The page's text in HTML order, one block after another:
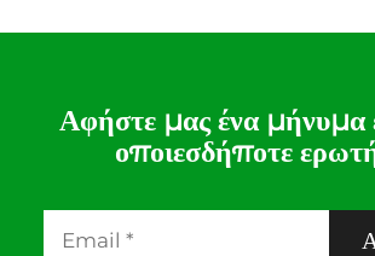
Αφήστε μας ένα μήνυμα
οποιεσδήποτε